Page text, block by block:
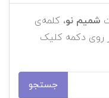
شمیم نو، کلمه‌ی
روی دکمه کلیک
جستجو